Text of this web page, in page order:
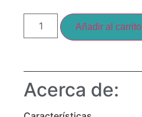
Añadir al carrito
Acerca de: